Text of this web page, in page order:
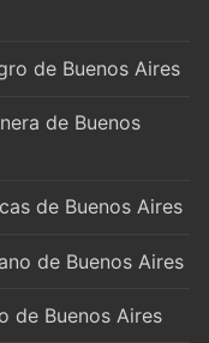
de Buenos Aires
de Buenos
de Buenos Aires
de Buenos Aires
de Buenos Aires